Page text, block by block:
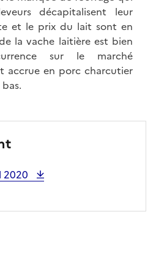
décapitalisent leur
et le prix du lait sont en
la vache laitière est bien
sur le marché
accrue en porc charcutier
2020